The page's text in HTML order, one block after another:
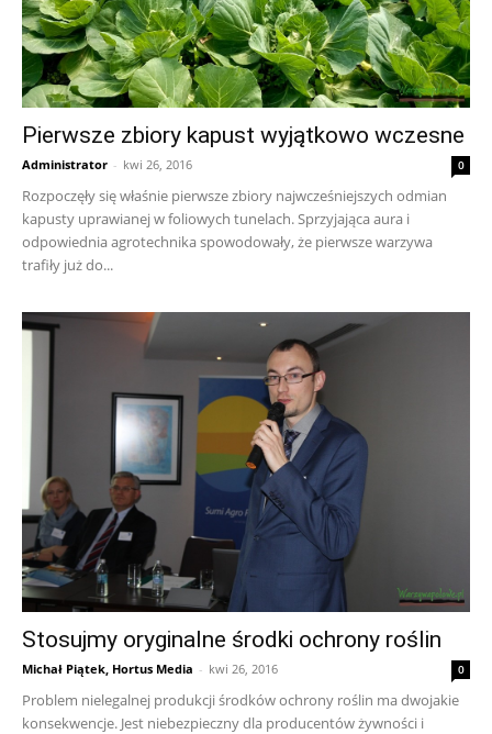
Pierwsze zbiory kapust wyjątkowo wczesne
Administrator - kwi 26, 2016 0
Rozpoczęły się właśnie pierwsze zbiory najwcześniejszych odmian
kapusty uprawianej w foliowych tunelach. Sprzyjająca aura i
odpowiednia agrotechnika spowodowały, że pierwsze warzywa
trafiły już do...
Stosujmy oryginalne środki ochrony roślin
Michał Piątek, Hortus Media - kwi 26, 2016 0
Problem nielegalnej produkcji środków ochrony roślin ma dwojakie
konsekwencje. Jest niebezpieczny dla producentów żywności i